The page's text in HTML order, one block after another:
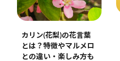
カリン(花梨)の花言葉
とは？特徴やマルメロ
との違い・楽しみ方も